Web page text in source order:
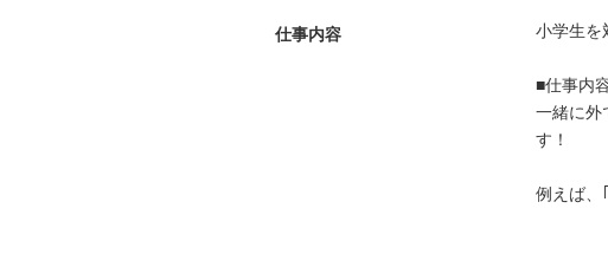
仕事内容 小学生を
■仕事内
一緒に外
す！
例えば、